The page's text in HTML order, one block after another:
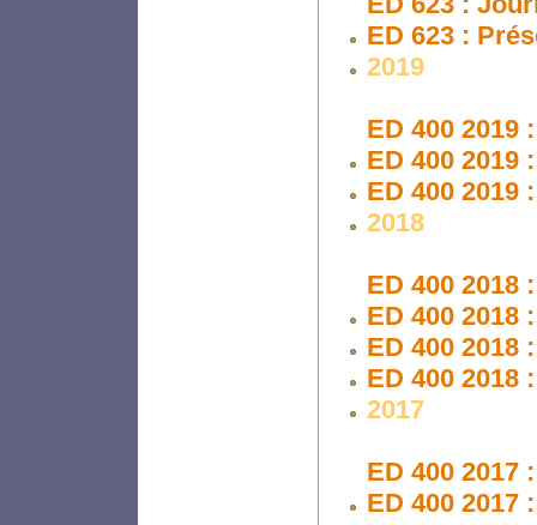
ED 623 :
2019
ED 400 2019
ED 400 2019
ED 400 2019
2018
ED 400 2018
ED 400 2018
ED 400 2018
ED 400 2018
2017
ED 400 2017
ED 400 2017